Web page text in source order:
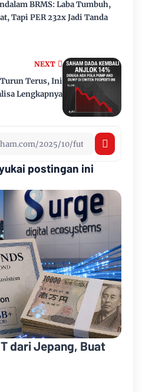
NEXT
Turun Terus, Ini
Lengkapnya
BRMS: Laba Tumbuh,
Tapi PER 232x Jadi Tanda
postingan ini
dari Jepang, Buat